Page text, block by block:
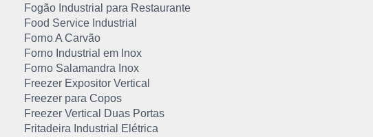
Fogão Industrial para Restaurante
Food Service Industrial
Forno A Carvão
Forno Industrial em Inox
Forno Salamandra Inox
Freezer Expositor Vertical
Freezer para Copos
Freezer Vertical Duas Portas
Fritadeira Industrial Elétrica